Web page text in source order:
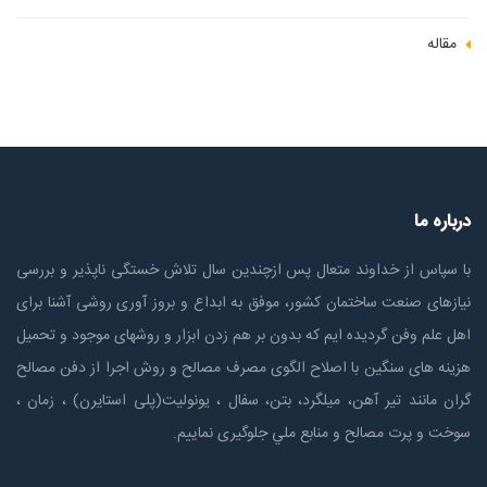
مقاله
درباره ما
با سپاس از خداوند متعال پس ازچندين سال تلاش خستگی ناپذير و بررسی
نیازهای صنعت ساختمان كشور، موفق به ابداع و بروز آوری روشی آشنا برای
اهل علم وفن گردیده ایم که بدون بر هم زدن ابزار و روشهای موجود و تحمیل
هزینه های سنگین با اصلاح الگوی مصرف مصالح و روش اجرا از دفن مصالح
گران مانند تیر آهن، میلگرد، بتن، سفال ، یونولیت(پلی استايرن) ، زمان ،
سوخت و پرت مصالح و منابع ملي جلوگیری نماییم.